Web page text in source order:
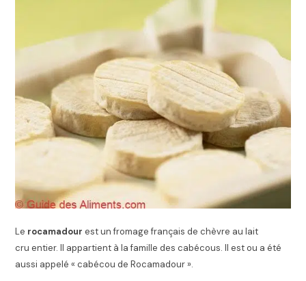
Le rocamadour est un fromage français de chèvre au lait
cru entier. Il appartient à la famille des cabécous. Il est ou a été
aussi appelé « cabécou de Rocamadour ».